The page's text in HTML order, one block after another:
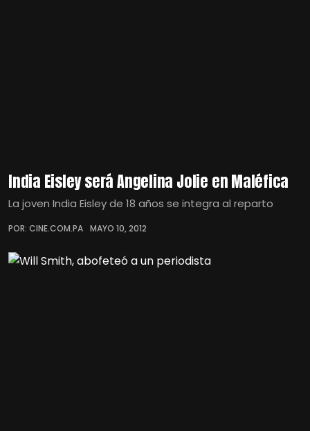
India Eisley será Angelina Jolie en Maléfica
La joven India Eisley de 18 años se integra al reparto
POR: CINE.COM.PA MAYO 10, 2012